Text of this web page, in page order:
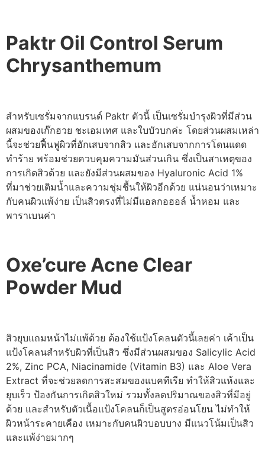
Paktr Oil Control Serum
Chrysanthemum
สำหรับเซรั่มจากแบรนด์ Paktr ตัวนี้ เป็นเซรั่มบำรุงผิวที่มีส่วน
ผสมของเก๊กฮวย ชะเอมเทศ และใบบัวบกค่ะ โดยส่วนผสมเหล่า
นี้จะช่วยฟื้นฟูผิวที่อักเสบจากสิว และอักเสบจากการโดนแดด
ทำร้าย พร้อมช่วยควบคุมความมันส่วนเกิน ซึ่งเป็นสาเหตุของ
การเกิดสิวด้วย และยังมีส่วนผสมของ Hyaluronic Acid 1%
ที่มาช่วยเติมน้ำและความชุ่มชื้นให้ผิวอีกด้วย แน่นอนว่าเหมาะ
กับคนผิวแพ้ง่าย เป็นสิวตรงที่ไม่มีแอลกอฮอล์ น้ำหอม และ
พาราเบนค่า
Oxe’cure Acne Clear
Powder Mud
สิวยุบแถมหน้าไม่แพ้ด้วย ต้องใช้แป้งโคลนตัวนี้เลยค่า เค้าเป็น
แป้งโคลนสำหรับผิวที่เป็นสิว ซึ่งมีส่วนผสมของ Salicylic Acid
2%, Zinc PCA, Niacinamide (Vitamin B3) และ Aloe Vera
Extract ที่จะช่วยลดการสะสมของแบคทีเรีย ทำให้สิวแห้งและ
ยุบเร็ว ป้องกันการเกิดสิวใหม่ รวมทั้งลดปริมาณของสิวที่มีอยู่
ด้วย และสำหรับตัวเนื้อแป้งโคลนก็เป็นสูตรอ่อนโยน ไม่ทำให้
ผิวหน้าระคายเคือง เหมาะกับคนผิวบอบบาง มีแนวโน้มเป็นสิว
และแพ้ง่ายมากๆ